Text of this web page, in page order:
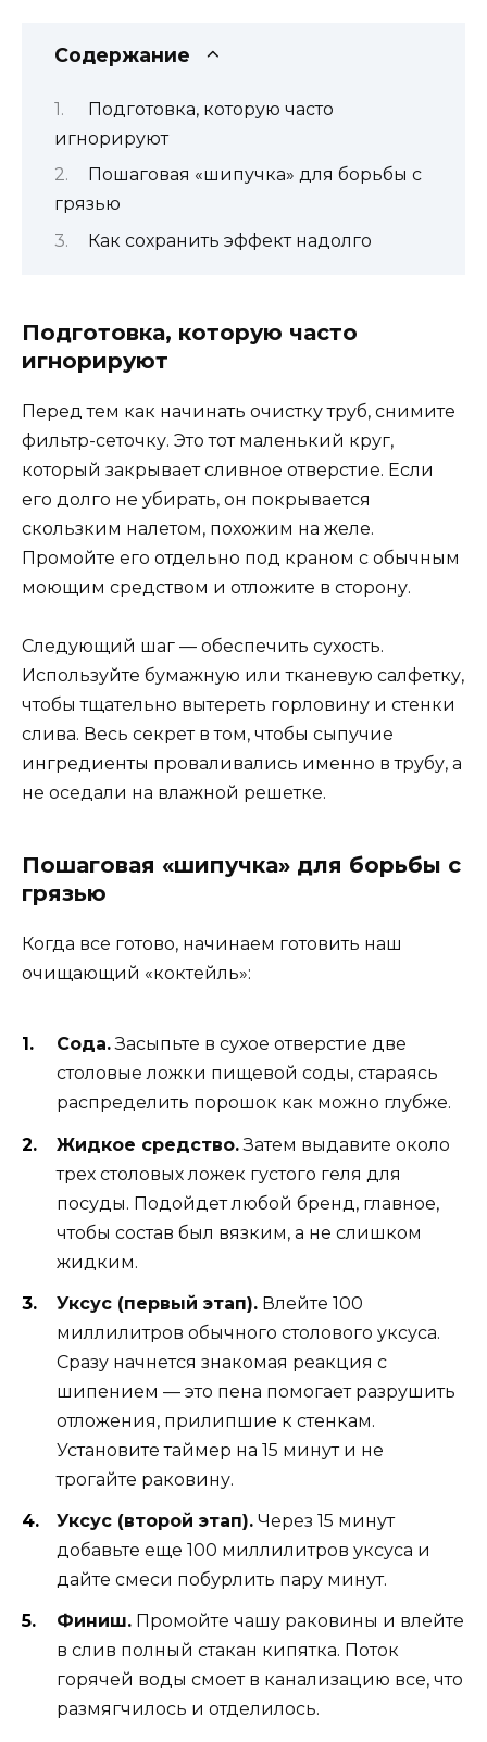
Содержание
Подготовка, которую часто
игнорируют
Пошаговая «шипучка» для борьбы с
грязью
Как сохранить эффект надолго
Подготовка, которую часто
игнорируют
Перед тем как начинать очистку труб, снимите
фильтр-сеточку. Это тот маленький круг,
который закрывает сливное отверстие. Если
его долго не убирать, он покрывается
скользким налетом, похожим на желе.
Промойте его отдельно под краном с обычным
моющим средством и отложите в сторону.
Следующий шаг — обеспечить сухость.
Используйте бумажную или тканевую салфетку,
чтобы тщательно вытереть горловину и стенки
слива. Весь секрет в том, чтобы сыпучие
ингредиенты проваливались именно в трубу, а
не оседали на влажной решетке.
Пошаговая «шипучка» для борьбы с
грязью
Когда все готово, начинаем готовить наш
очищающий «коктейль»:
Сода.Засыпьте в сухое отверстие две
столовые ложки пищевой соды, стараясь
распределить порошок как можно глубже.
Жидкое средство.Затем выдавите около
трех столовых ложек густого геля для
посуды. Подойдет любой бренд, главное,
чтобы состав был вязким, а не слишком
жидким.
Уксус (первый этап). Влейте 100
миллилитров обычного столового уксуса.
Сразу начнется знакомая реакция с
шипением — это пена помогает разрушить
отложения, прилипшие к стенкам.
Установите таймер на 15 минут и не
трогайте раковину.
Уксус (второй этап). Через 15 минут
добавьте еще 100 миллилитров уксуса и
дайте смеси побурлить пару минут.
Финиш. Промойте чашу раковины и влейте
в слив полный стакан кипятка. Поток
горячей воды смоет в канализацию все, что
размягчилось и отделилось.